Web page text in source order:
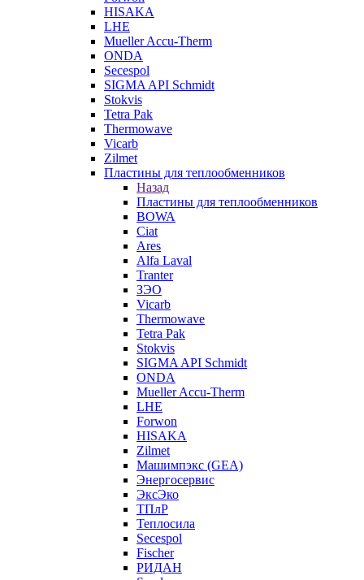
HISAKA
LHE
Mueller Accu-Therm
ONDA
Secespol
SIGMA API Schmidt
Stokvis
Tetra Pak
Thermowave
Vicarb
Zilmet
Пластины для теплообменников
Назад
Пластины для теплообменников
BOWA
Ciat
Ares
Alfa Laval
Tranter
ЗЭО
Vicarb
Thermowave
Tetra Pak
Stokvis
SIGMA API Schmidt
ONDA
Mueller Accu-Therm
LHE
Forwon
HISAKA
Zilmet
Машимпэкс (GEA)
Энергосервис
ЭксЭко
ТПлР
Теплосила
Secespol
Fischer
РИДАН